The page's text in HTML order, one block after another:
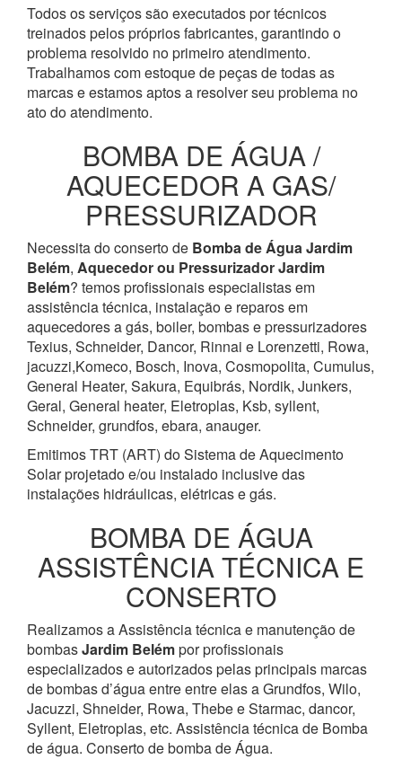
Todos os serviços são executados por técnicos
treinados pelos próprios fabricantes, garantindo o
problema resolvido no primeiro atendimento.
Trabalhamos com estoque de peças de todas as
marcas e estamos aptos a resolver seu problema no
ato do atendimento.
BOMBA DE ÁGUA /
AQUECEDOR A GAS/
PRESSURIZADOR
Necessita do conserto de Bomba de ÁguaJardim
Belém, Aquecedor ou PressurizadorJardim
Belém? temos profissionais especialistas em
assistência técnica, instalação e reparos em
aquecedores a gás, boiler, bombas e pressurizadores
Texius, Schneider, Dancor, Rinnai e Lorenzetti, Rowa,
jacuzzi,Komeco, Bosch, Inova, Cosmopolita, Cumulus,
General Heater, Sakura, Equibrás, Nordik, Junkers,
Geral, General heater, Eletroplas, Ksb, syllent,
Schneider, grundfos, ebara, anauger.
Emitimos TRT (ART) do Sistema de Aquecimento
Solar projetado e/ou instalado inclusive das
instalações hidráulicas, elétricas e gás.
BOMBA DE ÁGUA
ASSISTÊNCIA TÉCNICA E
CONSERTO
Realizamos a Assistência técnica e manutenção de
bombasJardim Belémpor profissionais
especializados e autorizados pelas principais marcas
de bombas d’água entre entre elas a Grundfos, Wilo,
Jacuzzi, Shneider, Rowa, Thebe e Starmac, dancor,
Syllent, Eletroplas, etc. Assistência técnica de Bomba
de água. Conserto de bomba de Água.